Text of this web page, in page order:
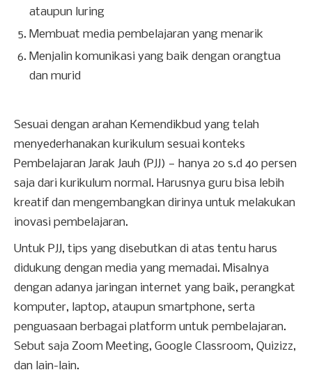
ataupun luring
Membuat media pembelajaran yang menarik
Menjalin komunikasi yang baik dengan orangtua
dan murid
Sesuai dengan arahan Kemendikbud yang telah
menyederhanakan kurikulum sesuai konteks
Pembelajaran Jarak Jauh (PJJ) — hanya 20 s.d 40 persen
saja dari kurikulum normal. Harusnya guru bisa lebih
kreatif dan mengembangkan dirinya untuk melakukan
inovasi pembelajaran.
Untuk PJJ, tips yang disebutkan di atas tentu harus
didukung dengan media yang memadai. Misalnya
dengan adanya jaringan internet yang baik, perangkat
komputer, laptop, ataupun smartphone, serta
penguasaan berbagai platform untuk pembelajaran.
Sebut saja Zoom Meeting, Google Classroom, Quizizz,
dan lain-lain.